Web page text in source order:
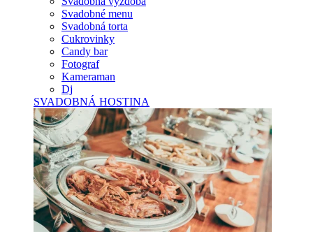
Svadobné menu
Svadobná torta
Cukrovinky
Candy bar
Fotograf
Kameraman
Dj
SVADOBNÁ HOSTINA